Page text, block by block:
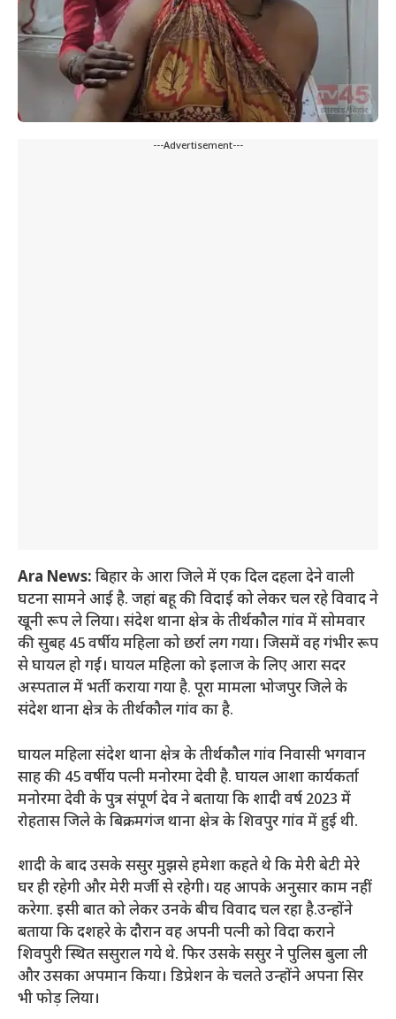
---Advertisement---
Ara News: बिहार के आरा जिले में एक दिल दहला देने वाली
घटना सामने आई है. जहां बहू की विदाई को लेकर चल रहे विवाद ने
खूनी रूप ले लिया। संदेश थाना क्षेत्र के तीर्थकौल गांव में सोमवार
की सुबह 45 वर्षीय महिला को छर्रा लग गया। जिसमें वह गंभीर रूप
से घायल हो गई। घायल महिला को इलाज के लिए आरा सदर
अस्पताल में भर्ती कराया गया है. पूरा मामला भोजपुर जिले के
संदेश थाना क्षेत्र के तीर्थकौल गांव का है.
घायल महिला संदेश थाना क्षेत्र के तीर्थकौल गांव निवासी भगवान
साह की 45 वर्षीय पत्नी मनोरमा देवी है. घायल आशा कार्यकर्ता
मनोरमा देवी के पुत्र संपूर्ण देव ने बताया कि शादी वर्ष 2023 में
रोहतास जिले के बिक्रमगंज थाना क्षेत्र के शिवपुर गांव में हुई थी.
शादी के बाद उसके ससुर मुझसे हमेशा कहते थे कि मेरी बेटी मेरे
घर ही रहेगी और मेरी मर्जी से रहेगी। यह आपके अनुसार काम नहीं
करेगा. इसी बात को लेकर उनके बीच विवाद चल रहा है.उन्होंने
बताया कि दशहरे के दौरान वह अपनी पत्नी को विदा कराने
शिवपुरी स्थित ससुराल गये थे. फिर उसके ससुर ने पुलिस बुला ली
और उसका अपमान किया। डिप्रेशन के चलते उन्होंने अपना सिर
भी फोड़ लिया।